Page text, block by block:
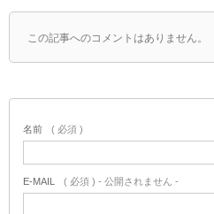
この記事へのコメントはありません。
名前 ( 必須 )
E-MAIL ( 必須 ) - 公開されません -